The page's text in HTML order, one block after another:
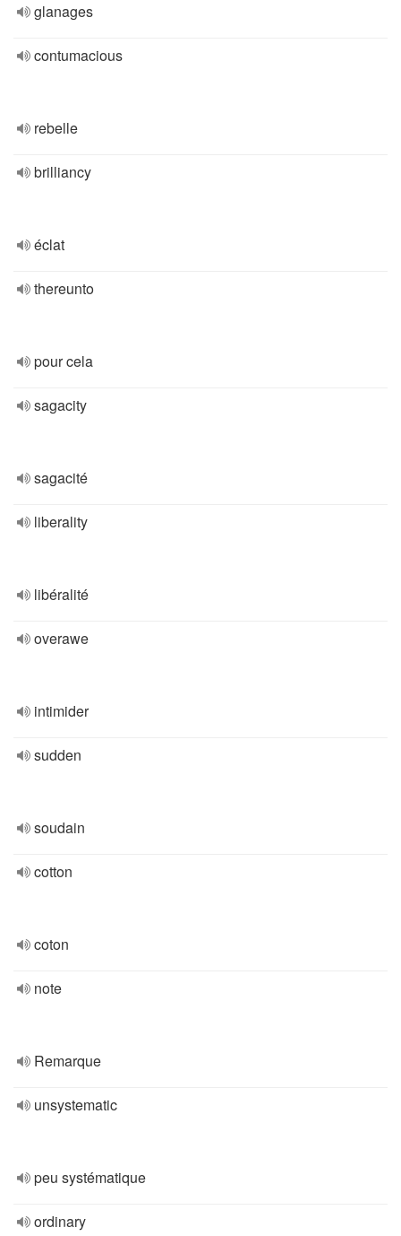
glanages
contumacious
rebelle
brilliancy
éclat
thereunto
pour cela
sagacity
sagacité
liberality
libéralité
overawe
intimider
sudden
soudain
cotton
coton
note
Remarque
unsystematic
peu systématique
ordinary